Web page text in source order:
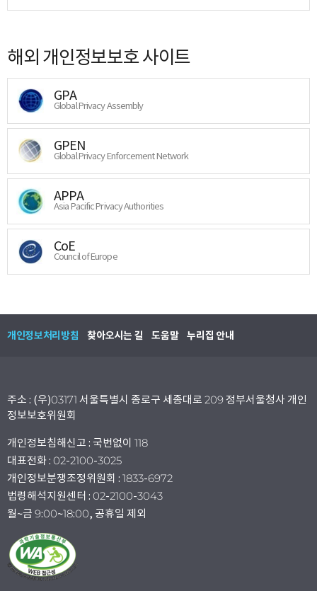
해외 개인정보보호 사이트
GPA
Global Privacy Assembly
GPEN
Global Privacy Enforcement Network
APPA
Asia Pacific Privacy Authorities
CoE
Council of Europe
개인정보처리방침 찾아오시는 길 도움말 누리집 안내
주소 : (우)03171 서울특별시 종로구 세종대로 209 정부서울청사 개인
정보보호위원회
개인정보침해신고 : 국번없이 118
대표전화 : 02-2100-3025
개인정보분쟁조정위원회 : 1833-6972
법령해석지원센터 : 02-2100-3043
월~금 9:00~18:00, 공휴일 제외